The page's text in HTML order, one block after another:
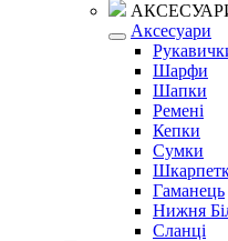
Аксесуари
Шарфи
Шапки
Ремені
Кепки
Сумки
Гаманець
Нижня
Сланці